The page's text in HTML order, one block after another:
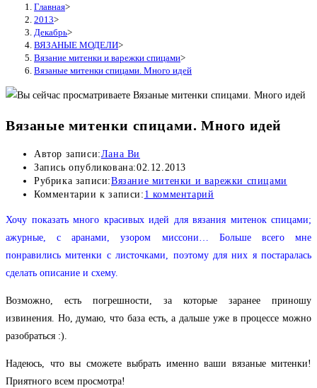
Главная>
2013>
Декабрь>
ВЯЗАНЫЕ МОДЕЛИ>
Вязание митенки и варежки спицами>
Вязаные митенки спицами. Много идей
Вязаные митенки спицами. Много идей
Автор записи:Лана Ви
Запись опубликована:02.12.2013
Рубрика записи:Вязание митенки и варежки спицами
Комментарии к записи: 1 комментарий
Хочу показать много красивых идей для вязания митенок спицами;
ажурные, с аранами, узором миссони… Больше всего мне
понравились митенки с листочками, поэтому для них я постаралась
сделать описание и схему.
Возможно, есть погрешности, за которые заранее приношу
извинения. Но, думаю, что база есть, а дальше уже в процессе можно
разобраться :).
Надеюсь, что вы сможете выбрать именно ваши вязаные митенки!
Приятного всем просмотра!